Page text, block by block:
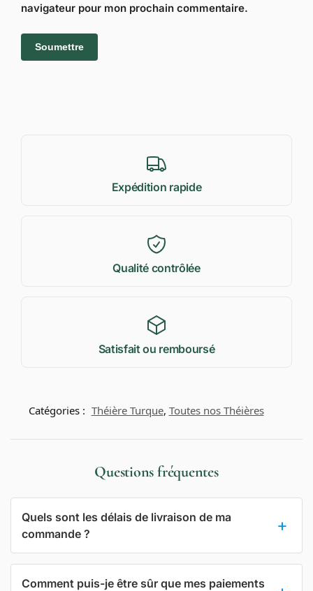
navigateur pour mon prochain commentaire.
Expédition rapide
Qualité contrôlée
Satisfait ou remboursé
Catégories : Théière Turque, Toutes nos Théières
Questions fréquentes
Quels sont les délais de livraison de ma
commande ?
Comment puis-je être sûr que mes paiements